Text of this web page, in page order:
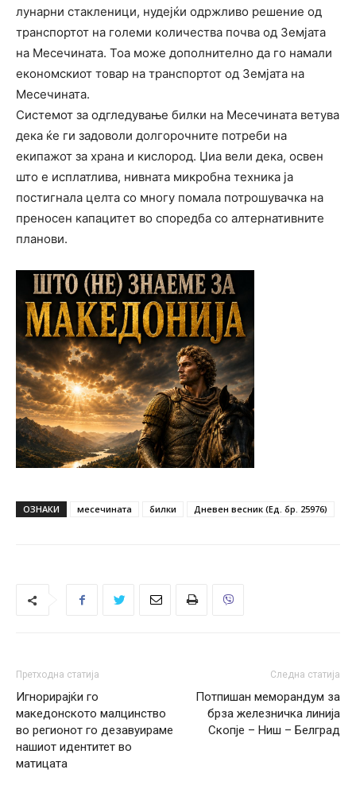
лунарни стакленици, нудејќи одржливо решение од
транспортот на големи количества почва од Земјата
на Месечината. Тоа може дополнително да го намали
економскиот товар на транспортот од Земјата на
Месечината.
Системот за одгледување билки на Месечината ветува
дека ќе ги задоволи долгорочните потреби на
екипажот за храна и кислород. Џиа вели дека, освен
што е исплатлива, нивната микробна техника ја
постигнала целта со многу помала потрошувачка на
преносен капацитет во споредба со алтернативните
планови.
ОЗНАКИ месечината билки Дневен весник (Ед. бр. 25976)
Претходна статија
Игнорирајќи го
македонското малцинство
во регионот го дезавуираме
нашиот идентитет во
матицата
Следна статија
Потпишан меморандум за
брза железничка линија
Скопје – Ниш – Белград